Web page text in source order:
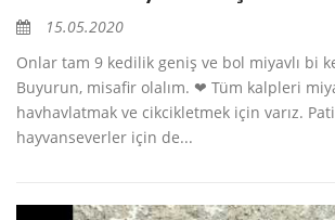
15.05.2020
Onlar tam 9 kedilik geniş ve bol miyavlı bi
Buyurun, misafir olalım. ❤ Tüm kalpleri
havhavlatmak ve cikcikletmek için varız.
hayvanseverler için de...